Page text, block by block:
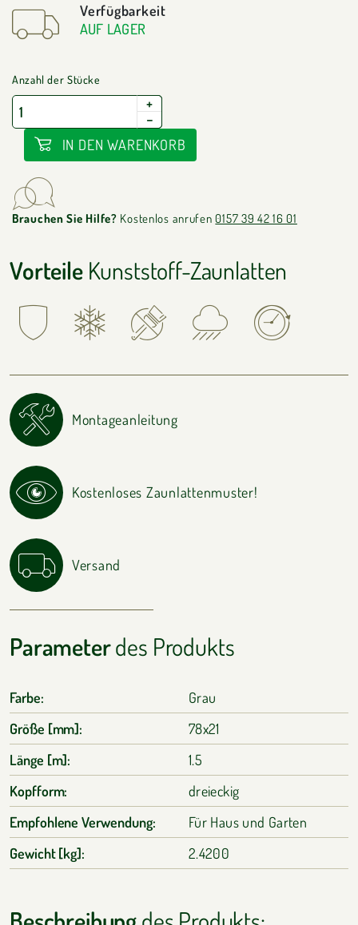
Verfügbarkeit
AUF LAGER
Anzahl der Stücke
+
−
IN DEN WARENKORB
Brauchen Sie Hilfe? Kostenlos anrufen0157 39 42 16 01
VorteileKunststoff-Zaunlatten
Montageanleitung
Kostenloses Zaunlattenmuster!
Versand
Parameterdes Produkts
Farbe:
Grau
Größe [mm]:
78x21
Länge [m]:
1.5
Kopfform:
dreieckig
Empfohlene Verwendung:
Für Haus und Garten
Gewicht [kg]:
2.4200